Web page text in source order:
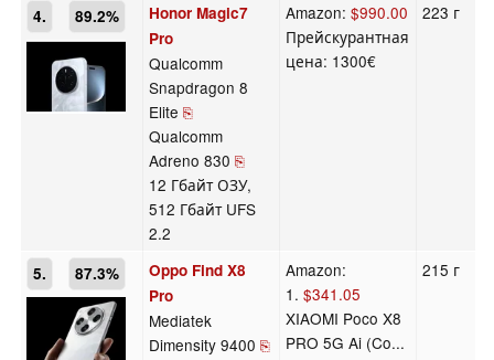
4. 89.2%
Honor Magic7
Pro
Qualcomm
Snapdragon 8
Elite ⎘
Qualcomm
Adreno 830 ⎘
12 Гбайт ОЗУ,
512 Гбайт UFS
2.2
Amazon:$990.00
Прейскурантная
цена: 1300€
223 г
5. 87.3%
Oppo Find X8
Pro
Mediatek
Dimensity 9400 ⎘
Amazon:
1.$341.05
XIAOMI Poco X8
PRO 5G Ai (Co...
215 г